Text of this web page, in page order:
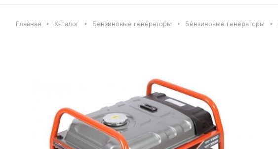
Главная Каталог Бензиновые генераторы Бензиновые генераторы